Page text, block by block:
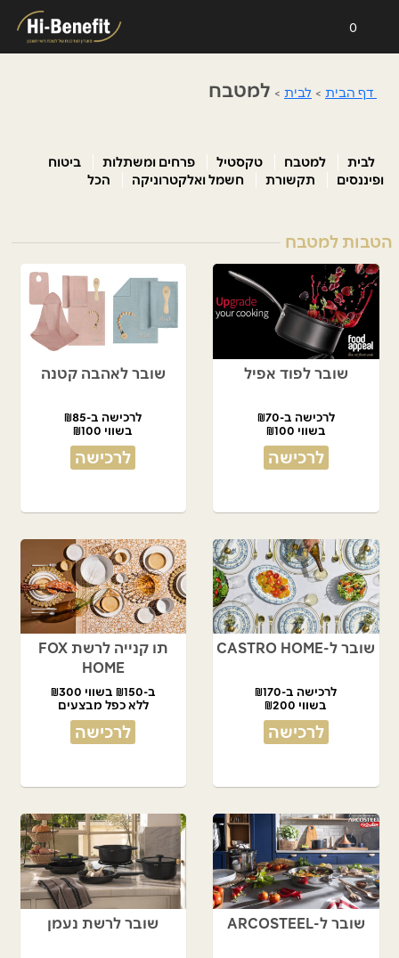
0
דף הבית > לבית > למטבח
לבית למטבח טקסטיל פרחים ומשתלות
ביטוח
ופיננסים
תקשורת חשמל ואלקטרוניקה הכל
הטבות למטבח
שובר לפוד אפיל
לרכישה ב-₪70
בשווי ₪100
לרכישה
שובר לאהבה קטנה
לרכישה ב-₪85
בשווי ₪100
לרכישה
שובר ל-CASTRO HOME
לרכישה ב-₪170
בשווי ₪200
לרכישה
תו קנייה לרשת FOX
HOME
ב-₪150 בשווי ₪300
ללא כפל מבצעים
לרכישה
שובר ל-ARCOSTEEL שובר לרשת נעמן